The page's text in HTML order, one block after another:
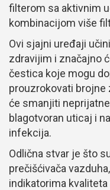
filterom sa aktivnim
kombinacijom više
Ovi sjajni uređaji
zdravijim i značajno
čestica koje mogu
prouzrokovati brojne
će smanjiti
blagotvoran uticaj i
infekcija.
Odlična stvar je što
prečišćivača
indikatorima